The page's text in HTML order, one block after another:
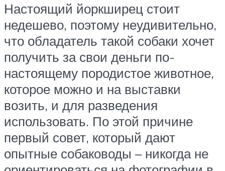
Настоящий йоркширец стоит
недешево, поэтому неудивительно,
что обладатель такой собаки хочет
получить за свои деньги по-
настоящему породистое животное,
которое можно и на выставки
возить, и для разведения
использовать. По этой причине
первый совет, который дают
опытные собаководы – никогда не